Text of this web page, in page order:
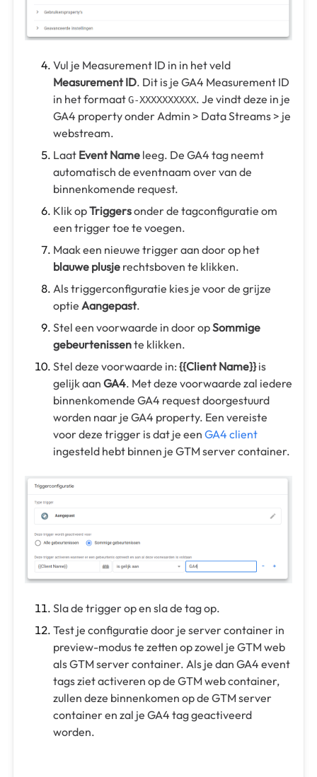
Vul je Measurement ID in in het veld
Measurement ID. Dit is je GA4 Measurement ID
in het formaatG-XXXXXXXXXX. Je vindt deze in je
GA4 property onder Admin > Data Streams > je
webstream.
Laat Event Name leeg. De GA4 tag neemt
automatisch de eventnaam over van de
binnenkomende request.
Klik opTriggersonder de tagconfiguratie om
een trigger toe te voegen.
Maak een nieuwe trigger aan door op het
blauwe plusje rechtsboven te klikken.
Als triggerconfiguratie kies je voor de grijze
optie Aangepast.
Stel een voorwaarde in door opSommige
gebeurtenissente klikken.
Stel deze voorwaarde in: {{Client Name}}is
gelijk aan GA4. Met deze voorwaarde zal iedere
binnenkomende GA4 request doorgestuurd
worden naar je GA4 property. Een vereiste
voor deze trigger is dat je een GA4 client
ingesteld hebt binnen je GTM server container.
Sla de trigger op en sla de tag op.
Test je configuratie door je server container in
preview-modus te zetten op zowel je GTM web
als GTM server container. Als je dan GA4 event
tags ziet activeren op de GTM web container,
zullen deze binnenkomen op de GTM server
container en zal je GA4 tag geactiveerd
worden.